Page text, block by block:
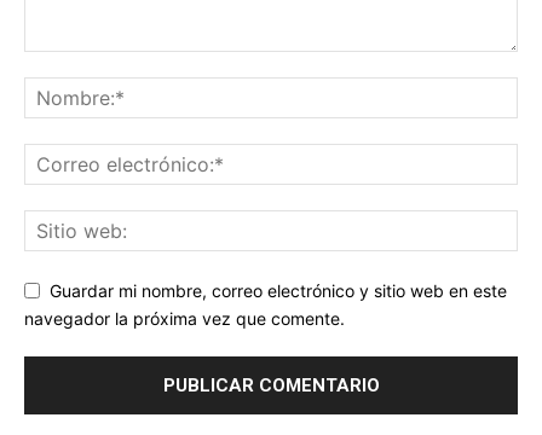
Guardar mi nombre, correo electrónico y sitio web en este
navegador la próxima vez que comente.